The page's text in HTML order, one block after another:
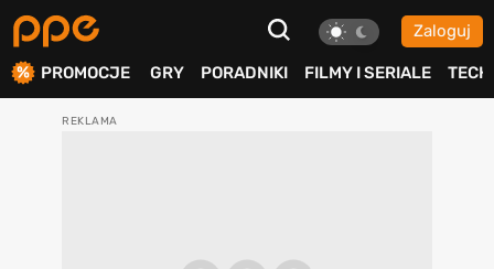
Zaloguj
PROMOCJE GRY PORADNIKI FILMY I SERIALE TECH